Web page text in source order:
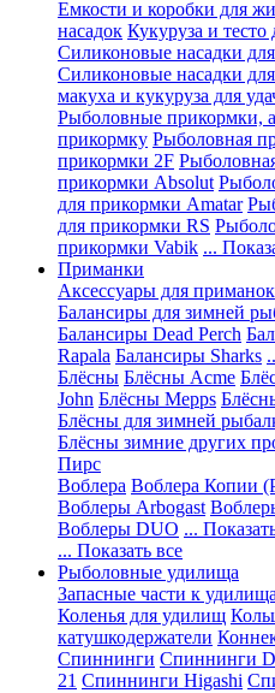
Емкости и коробки для
насадок Кукуруза и
Силиконовые насадки
Силиконовые насадки
макуха и кукуруза для
Рыболовные прикормки,
прикормку Рыболовная
прикормки 2F
прикормки Absolut
для прикормки Amatar
для прикормки RS
прикормки Vabik ...
Приманки
Аксессуары для приманок
Балансиры для зимней
Балансиры Dead Perch
Rapala Балансиры Sharks
Блёсны Блёсны Acme
John Блёсны Mepps
Блёсны для зимней
Блёсны зимние других
Пирс
Воблера Воблера Копии
Воблеры Arbogast
Воблеры DUO ...
... Показать все
Рыболовные удилища
Запасные части к
Коленья для удилищ
катушкодержатели
Спиннинги Спиннинги
21 Спиннинги Higashi